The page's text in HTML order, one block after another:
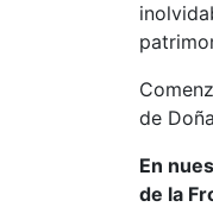
de
En
de la